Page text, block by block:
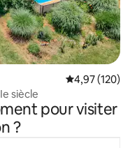
Évaluation
4,97 (120)
siècle
pour visiter
?